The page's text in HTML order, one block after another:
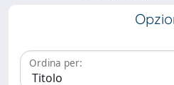
Ordina per: